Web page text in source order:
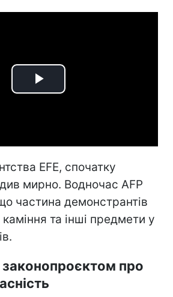
Play
EFE, спочатку
мирно. Водночас AFP
частина демонстрантів
та інші предмети у
законопроєктом про